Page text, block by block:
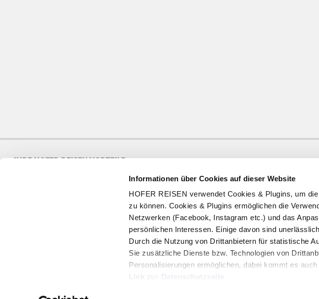
Informationen über Cookies auf dieser Website
HOFER REISEN verwendet Cookies & Plugins, um
zu können. Cookies & Plugins ermöglichen die
Netzwerken (Facebook, Instagram etc.) und das
persönlichen Interessen. Einige davon sind
Durch die Nutzung von Drittanbietern für statistische
Sie zusätzliche Dienste bzw. Technologien von
Personalisierungen ermöglichen, dabei kommt es
Link zur Datenschutzseite
IHRE HOFER REISEN VORTEILE
97% Wiederbuchungrate
Qualitätsgarantie
SERVICE
Geschenkgutschein